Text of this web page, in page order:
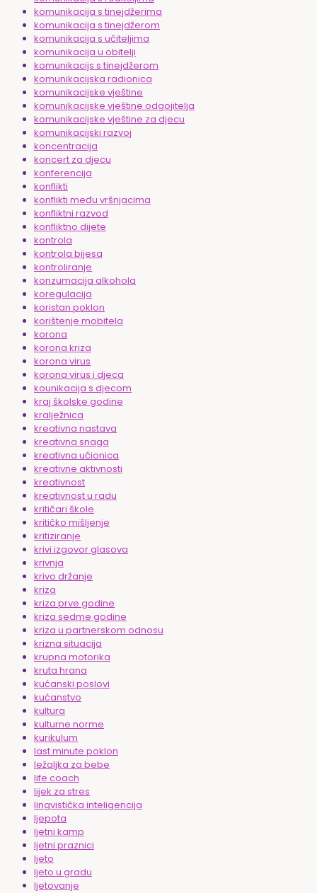
komunikacija s tinejdžerima
komunikacija s tinejdžerom
komunikacija s učiteljima
komunikacija u obitelji
komunikacijs s tinejdžerom
komunikacijska radionica
komunikacijske vještine
komunikacijske vještine odgojitelja
komunikacijske vještine za djecu
komunikacijski razvoj
koncentracija
koncert za djecu
konferencija
konflikti
konflikti među vršnjacima
konfliktni razvod
konfliktno dijete
kontrola
kontrola bijesa
kontroliranje
konzumacija alkohola
koregulacija
koristan poklon
korištenje mobitela
korona
korona kriza
korona virus
korona virus i djeca
kounikacija s djecom
kraj školske godine
kralježnica
kreativna nastava
kreativna snaga
kreativna učionica
kreativne aktivnosti
kreativnost
kreativnost u radu
kritičari škole
kritičko mišljenje
kritiziranje
krivi izgovor glasova
krivnja
krivo držanje
kriza
kriza prve godine
kriza sedme godine
kriza u partnerskom odnosu
krizna situacija
krupna motorika
kruta hrana
kućanski poslovi
kućanstvo
kultura
kulturne norme
kurikulum
last minute poklon
ležaljka za bebe
life coach
lijek za stres
lingvistička inteligencija
ljepota
ljetni kamp
ljetni praznici
ljeto
ljeto u gradu
ljetovanje